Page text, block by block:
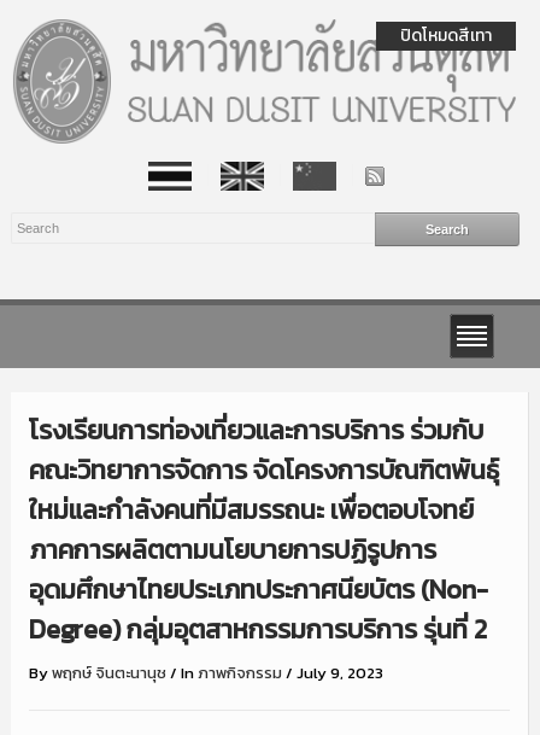
โรงเรียนการท่องเที่ยวและการบริการ ร่วมกับ
คณะวิทยาการจัดการ จัดโครงการบัณฑิตพันธุ์
ใหม่และกำลังคนที่มีสมรรถนะ เพื่อตอบโจทย์
ภาคการผลิตตามนโยบายการปฏิรูปการ
อุดมศึกษาไทยประเภทประกาศนียบัตร (Non-
Degree) กลุ่มอุตสาหกรรมการบริการ รุ่นที่ 2
Byพฤกษ์ จินตะนานุช / Inภาพกิจกรรม / July 9, 2023
ปิดโหมดสีเทา